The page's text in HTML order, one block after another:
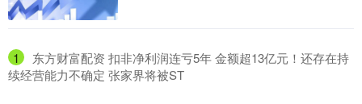
1
​东方财富配资 扣非净利润连亏5年 金额超13亿元！还存在持
续经营能力不确定 张家界将被ST